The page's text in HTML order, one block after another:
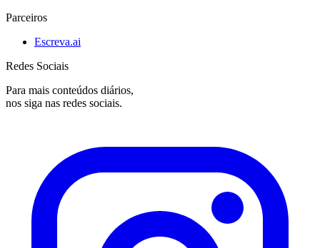
Parceiros
Escreva.ai
Redes Sociais
Para mais conteúdos diários,
nos siga nas redes sociais.